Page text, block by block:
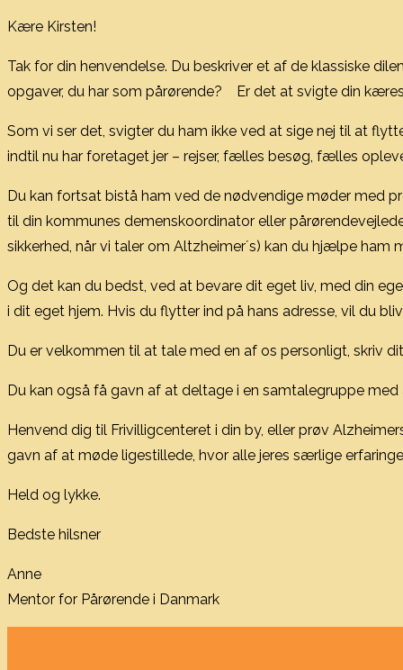
Kære Kirsten!
Tak for din henvendelse. Du beskriver et af de klassiske
opgaver, du har som pårørende? Er det at svigte din
Som vi ser det, svigter du ham ikke ved at sige nej til at
indtil nu har foretaget jer – rejser, fælles besøg, fælles
Du kan fortsat bistå ham ved de nødvendige møder med
til din kommunes demenskoordinator eller
sikkerhed, når vi taler om Altzheimer´s) kan du hjælpe
Og det kan du bedst, ved at bevare dit eget liv, med din
i dit eget hjem. Hvis du flytter ind på hans adresse, vil du
Du er velkommen til at tale med en af os personligt, skriv
Du kan også få gavn af at deltage i en samtalegruppe med
Henvend dig til Frivilligcenteret i din by, eller prøv
gavn af at møde ligestillede, hvor alle jeres særlige
Held og lykke.
Bedste hilsner
Anne
Mentor for Pårørende i Danmark